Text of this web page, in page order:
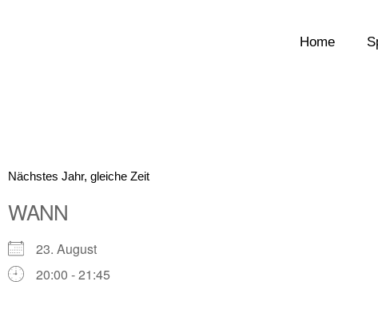
Home
Nächstes Jahr, gleiche Zeit
WANN
23. August
20:00 - 21:45